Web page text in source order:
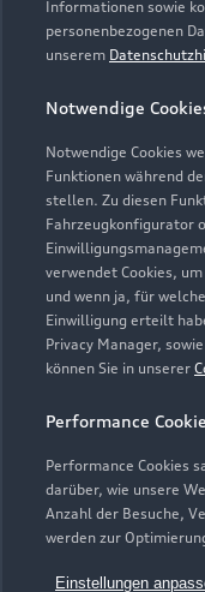
Informationen sowie
personenbezogenen
unserem
Notwendige
Notwendige Cookies
Funktionen während
stellen. Zu diesen
Fahrzeugkonfigurator
verwendet Cookies,
und wenn ja, für
Einwilligung erteilt
Privacy Manager,
können Sie in unserer
Performance
Performance Cookies
darüber, wie unsere
Anzahl der Besuche,
werden zur
Einstellungen
Elektromodelle
Gebrauchtwagen
Finanzierung
Aktionen &
Geschäftskunden
Audi Services
Garantie
Audi digital services
Support
Audi Code
Häufige Fragen (FAQ)
Audi Online Beratung
Online-
Servicekontakt
Bordbuch &
Verträge kündigen
Unternehmen
Karriere
Investor Relations
Presse & Media
Newsletter
© 2026 AUDI AG.
Impressum
Digital Services Act
Wir geben für jedes